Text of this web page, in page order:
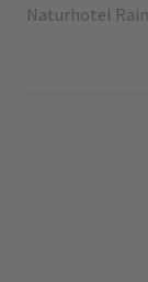
Naturhotel